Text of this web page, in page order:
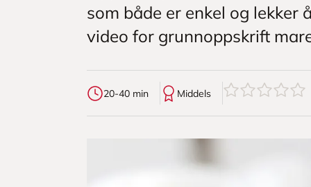
som både er enkel og lekker
video for grunnoppskrift
20-40 min Middels 0av5stjerner